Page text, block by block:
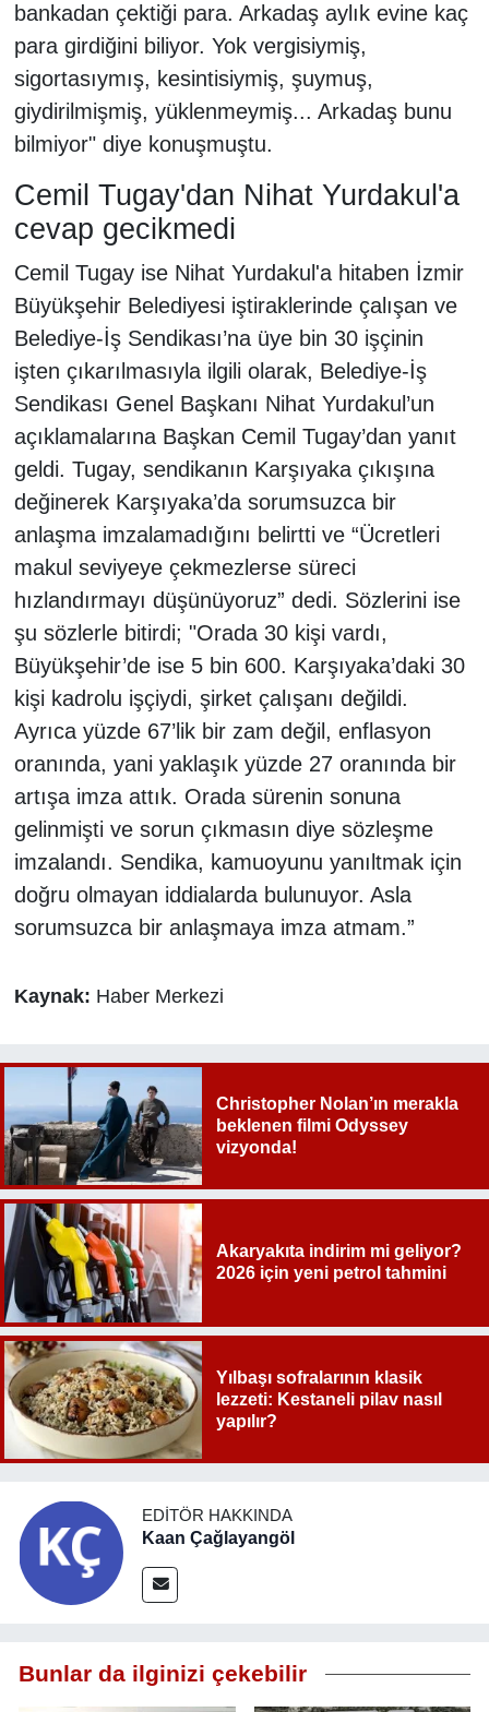
bankadan çektiği para. Arkadaş aylık evine kaç
para girdiğini biliyor. Yok vergisiymiş,
sigortasıymış, kesintisiymiş, şuymuş,
giydirilmişmiş, yüklenmeymiş... Arkadaş bunu
bilmiyor" diye konuşmuştu.
Cemil Tugay'dan Nihat Yurdakul'a
cevap gecikmedi
Cemil Tugay ise Nihat Yurdakul'a hitaben İzmir
Büyükşehir Belediyesi iştiraklerinde çalışan ve
Belediye-İş Sendikası’na üye bin 30 işçinin
işten çıkarılmasıyla ilgili olarak, Belediye-İş
Sendikası Genel Başkanı Nihat Yurdakul’un
açıklamalarına Başkan Cemil Tugay’dan yanıt
geldi. Tugay, sendikanın Karşıyaka çıkışına
değinerek Karşıyaka’da sorumsuzca bir
anlaşma imzalamadığını belirtti ve “Ücretleri
makul seviyeye çekmezlerse süreci
hızlandırmayı düşünüyoruz” dedi. Sözlerini ise
şu sözlerle bitirdi; "Orada 30 kişi vardı,
Büyükşehir’de ise 5 bin 600. Karşıyaka’daki 30
kişi kadrolu işçiydi, şirket çalışanı değildi.
Ayrıca yüzde 67’lik bir zam değil, enflasyon
oranında, yani yaklaşık yüzde 27 oranında bir
artışa imza attık. Orada sürenin sonuna
gelinmişti ve sorun çıkmasın diye sözleşme
imzalandı. Sendika, kamuoyunu yanıltmak için
doğru olmayan iddialarda bulunuyor. Asla
sorumsuzca bir anlaşmaya imza atmam.”
Kaynak: Haber Merkezi
Christopher Nolan’ın merakla
beklenen filmi Odyssey
vizyonda!
Akaryakıta indirim mi geliyor?
2026 için yeni petrol tahmini
Yılbaşı sofralarının klasik
lezzeti: Kestaneli pilav nasıl
yapılır?
EDITÖR HAKKINDA
Kaan Çağlayangöl
Bunlar da ilginizi çekebilir